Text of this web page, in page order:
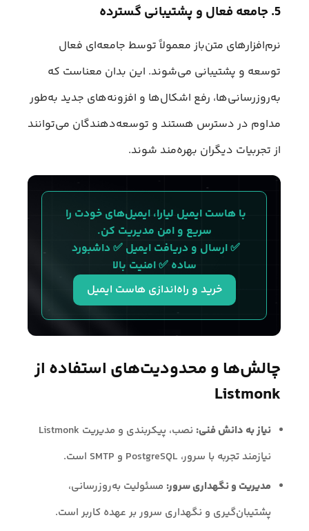
5. جامعه فعال و پشتیبانی گسترده
نرم‌افزارهای متن‌باز معمولاً توسط جامعه‌ای فعال
توسعه و پشتیبانی می‌شوند. این بدان معناست که
به‌روزرسانی‌ها، رفع اشکال‌ها و افزونه‌های جدید به‌طور
مداوم در دسترس هستند و توسعه‌دهندگان می‌توانند
از تجربیات دیگران بهره‌مند شوند.
با هاست ایمیل لیارا، ایمیل‌های خودت را
سریع و امن مدیریت کن.
✅ ارسال و دریافت ایمیل ✅ داشبورد
ساده ✅ امنیت بالا
خرید و راه‌اندازی هاست ایمیل
چالش‌ها و محدودیت‌های استفاده از
Listmonk
نیاز به دانش فنی:
نصب، پیکربندی و مدیریت Listmonk
نیازمند تجربه با سرور، PostgreSQL و SMTP است.
مدیریت و نگهداری سرور: مسئولیت به‌روزرسانی،
پشتیبان‌گیری و نگهداری سرور بر عهده کاربر است.